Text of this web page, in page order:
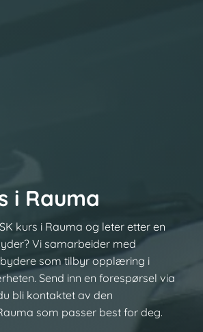
i Rauma
kurs i Rauma og leter etter en
Vi samarbeider med
som tilbyr opplæring i
Send inn en forespørsel via
bli kontaktet av den
som passer best for deg.